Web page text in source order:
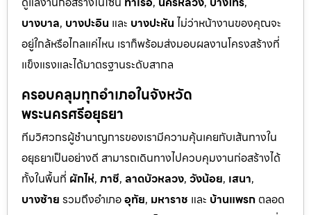
บางบาล, บางปะอิน และ บางปะหัน ไม่ว่าหน้างานของคุณจะ
อยู่ใกล้หรือไกลแค่ไหน เราก็พร้อมส่งมอบผลงานโครงสร้างที่
แข็งแรงและได้มาตรฐานระดับสากล
ครอบคลุมทุกอำเภอในจังหวัด
พระนครศรีอยุธยา
ทีมวิศวกรผู้ชำนาญการของเรามีความคุ้นเคยกับเส้นทางใน
อยุธยาเป็นอย่างดี สามารถเดินทางไปควบคุมงานก่อสร้างได้
ทั้งในพื้นที่ ผักไห่, ภาชี, ลาดบัวหลวง, วังน้อย, เสนา,
บางซ้าย รวมถึงอำเภออุทัย, มหาราช และ บ้านแพรก ตลอด